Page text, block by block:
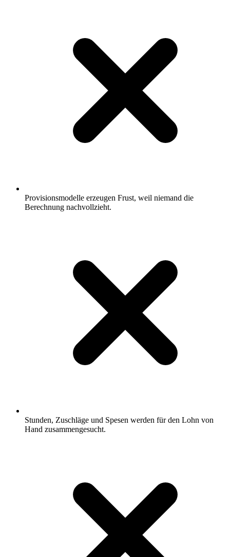
Provisionsmodelle erzeugen Frust, weil niemand die
Berechnung nachvollzieht.
Stunden, Zuschläge und Spesen werden für den Lohn von
Hand zusammengesucht.